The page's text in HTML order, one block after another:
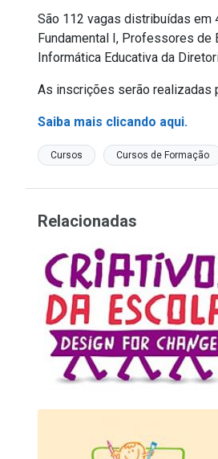
São 112 vagas distribuídas em
Fundamental I, Professores
Informática Educativa da
As inscrições serão realizadas
Saiba mais clicando aqui.
Cursos Cursos de Formação
Relacionadas